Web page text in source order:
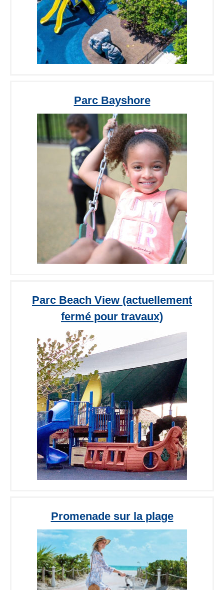
Parc Bayshore
Parc Beach View (actuellement
fermé pour travaux)
Promenade sur la plage